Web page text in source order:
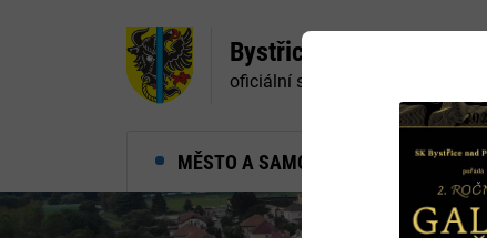
MĚSTO A SAMOSPRÁVA
Bystřice nad Pernštejnem
oficiální stránky města